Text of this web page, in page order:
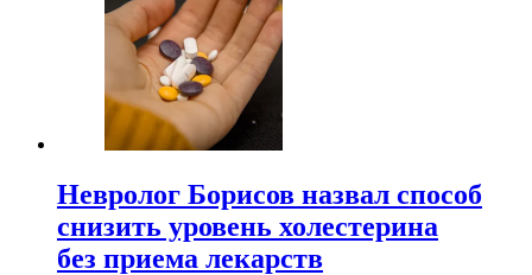
Невролог Борисов назвал способ
снизить уровень холестерина
без приема лекарств